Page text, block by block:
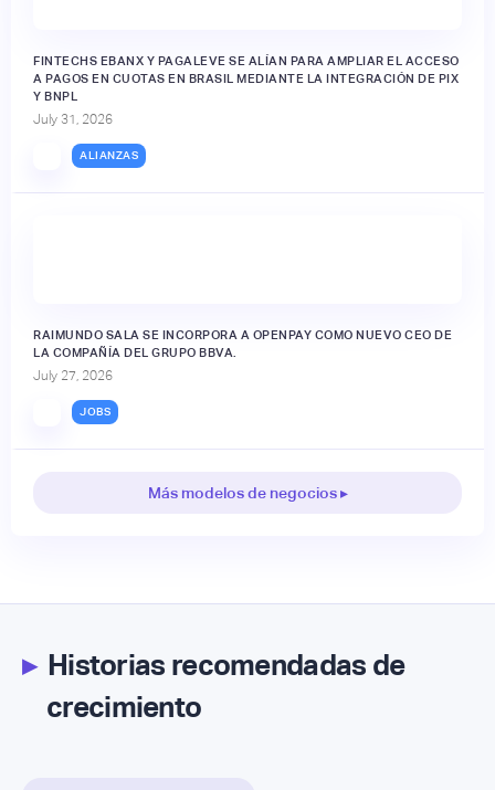
FINTECHS EBANX Y PAGALEVE SE ALÍAN PARA AMPLIAR EL ACCESO
A PAGOS EN CUOTAS EN BRASIL MEDIANTE LA INTEGRACIÓN DE PIX
Y BNPL
July 31, 2026
ALIANZAS
RAIMUNDO SALA SE INCORPORA A OPENPAY COMO NUEVO CEO DE
LA COMPAÑÍA DEL GRUPO BBVA.
July 27, 2026
JOBS
Más modelos de negocios ▸
▸Historias recomendadas de
crecimiento